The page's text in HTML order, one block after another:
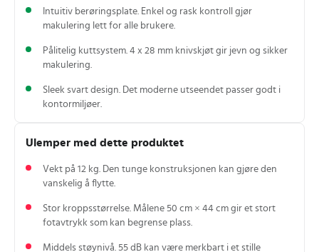
Intuitiv berøringsplate. Enkel og rask kontroll gjør
makulering lett for alle brukere.
Pålitelig kuttsystem. 4 x 28 mm knivskjøt gir jevn og sikker
makulering.
Sleek svart design. Det moderne utseendet passer godt i
kontormiljøer.
Ulemper med dette produktet
Vekt på 12 kg. Den tunge konstruksjonen kan gjøre den
vanskelig å flytte.
Stor kroppsstørrelse. Målene 50 cm × 44 cm gir et stort
fotavtrykk som kan begrense plass.
Middels støynivå. 55 dB kan være merkbart i et stille